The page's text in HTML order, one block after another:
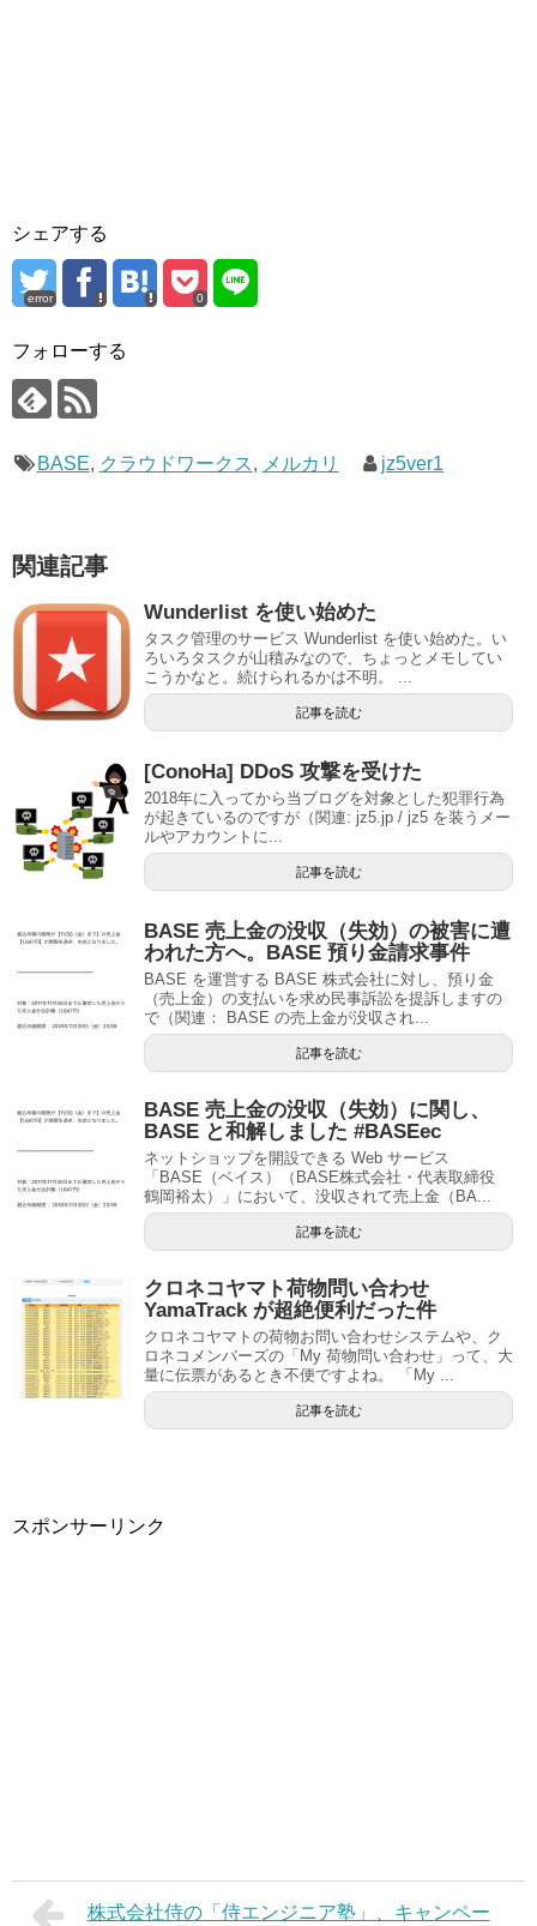
シェアする
error 0
フォローする
BASE, クラウドワークス, メルカリ jz5ver1
関連記事
Wunderlist を使い始めた
タスク管理のサービス Wunderlist を使い始めた。い
ろいろタスクが山積みなので、ちょっとメモしてい
こうかなと。続けられるかは不明。 ...
記事を読む
[ConoHa] DDoS 攻撃を受けた
2018年に入ってから当ブログを対象とした犯罪行為
が起きているのですが（関連: jz5.jp / jz5 を装うメー
ルやアカウントに...
記事を読む
BASE 売上金の没収（失効）の被害に遭
われた方へ。BASE 預り金請求事件
BASE を運営する BASE 株式会社に対し、預り金
（売上金）の支払いを求め民事訴訟を提訴しますの
で（関連： BASE の売上金が没収され...
記事を読む
BASE 売上金の没収（失効）に関し、
BASE と和解しました #BASEec
ネットショップを開設できる Web サービス
「BASE（ベイス）（BASE株式会社・代表取締役
鶴岡裕太）」において、没収されて売上金（BA...
記事を読む
クロネコヤマト荷物問い合わせ
YamaTrack が超絶便利だった件
クロネコヤマトの荷物お問い合わせシステムや、ク
ロネコメンバーズの「My 荷物問い合わせ」って、大
量に伝票があるとき不便ですよね。 「My ...
記事を読む
スポンサーリンク
株式会社侍の「侍エンジニア塾」、キャンペー